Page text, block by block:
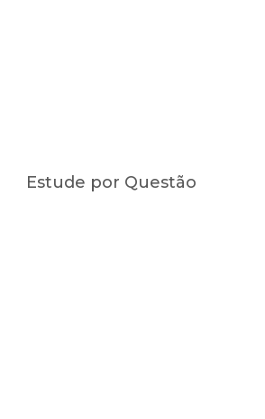
Estude por Questão